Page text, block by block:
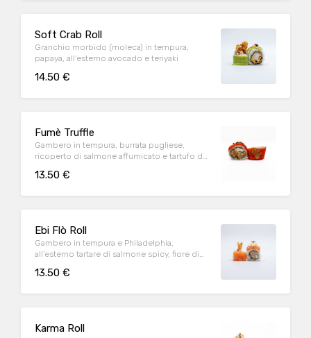
Soft Crab Roll
Granchio morbido (moleca) in tempura,
papaya, all’esterno avocado e teriyaki
14.50 €
Fumè Truffle
Gambero in tempura, burrata pugliese,
ricoperto di salmone affumicato e tartufo dei
13.50 €
Ebi Flò Roll
Gambero in tempura e Philadelphia,
all’esterno tartare di salmone spicy, fiore di
13.50 €
Karma Roll